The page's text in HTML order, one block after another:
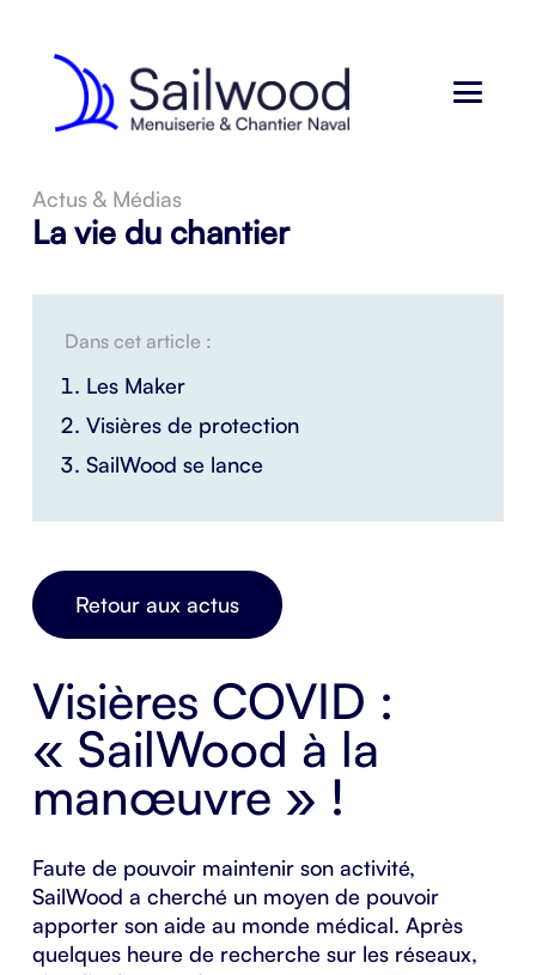
Actus & Médias
La vie du chantier
Dans cet article :
Les Maker
Visières de protection
SailWood se lance
Retour aux actus
Visières COVID :
« SailWood à la
manœuvre » !
Faute de pouvoir maintenir son activité,
SailWood a cherché un moyen de pouvoir
apporter son aide au monde médical. Après
quelques heure de recherche sur les réseaux,